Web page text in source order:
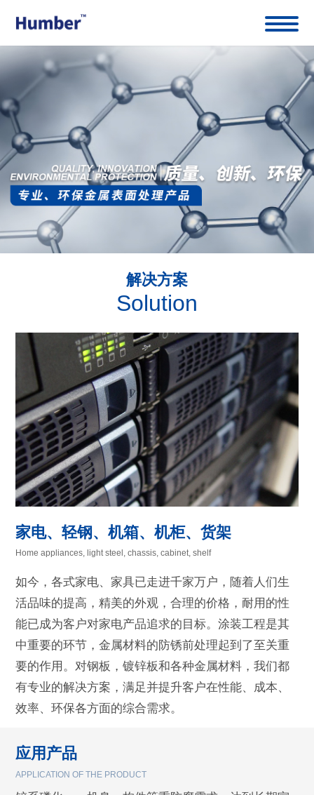
解决方案
Solution
家电、轻钢、机箱、机柜、货架
Home appliances, light steel, chassis, cabinet, shelf
如今，各式家电、家具已走进千家万户，随着人们生
活品味的提高，精美的外观，合理的价格，耐用的性
能已成为客户对家电产品追求的目标。涂装工程是其
中重要的环节，金属材料的防锈前处理起到了至关重
要的作用。对钢板，镀锌板和各种金属材料，我们都
有专业的解决方案，满足并提升客户在性能、成本、
效率、环保各方面的综合需求。
应用产品
APPLICATION OF THE PRODUCT